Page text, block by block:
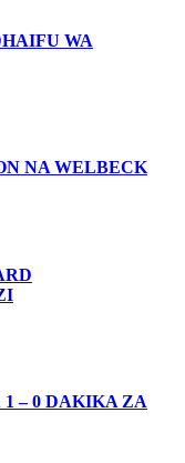
WA
NA WELBECK
– 0 DAKIKA ZA